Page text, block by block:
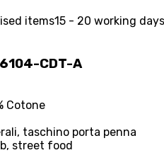
items15 - 20 working
CDT-A
Cotone
taschino porta penna
street food